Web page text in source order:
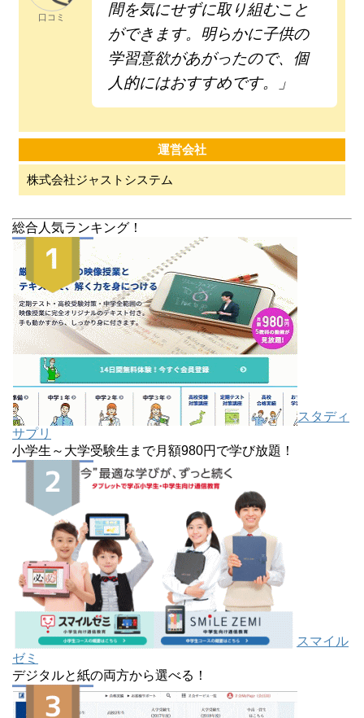
口コミ
間を気にせずに取り組むこと
ができます。明らかに子供の
学習意欲があがったので、個
人的にはおすすめです。」
運営会社
株式会社ジャストシステム
総合人気ランキング！
スタディ
サプリ
小学生～大学受験生まで月額980円で学び放題！
スマイル
ゼミ
デジタルと紙の両方から選べる！